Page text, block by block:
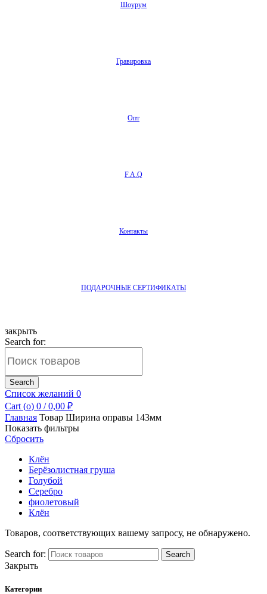
Шоурум
Гравировка
Опт
F.A.Q
Контакты
ПОДАРОЧНЫЕ СЕРТИФИКАТЫ
закрыть
Search for:
Search
Список желаний 0
Cart (o) 0 / 0,00 ₽
Главная Товар Ширина оправы 143мм
Показать фильтры
Сбросить
Клён
Берёзолистная груша
Голубой
Серебро
фиолетовый
Клён
Товаров, соответствующих вашему запросу, не обнаружено.
Search for: Search
Закрыть
Категории